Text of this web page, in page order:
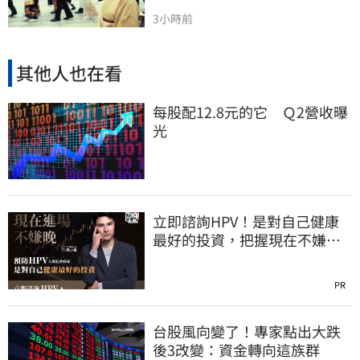
3小時前
其他人也在看
每股配12.8元的它 Ｑ2營收曝
光
立即諮詢HPV！是對自己健康
最好的投資，把握現在不嫌
PR
台股風向變了！專家點出大跌
後3改變：資金轉向這族群